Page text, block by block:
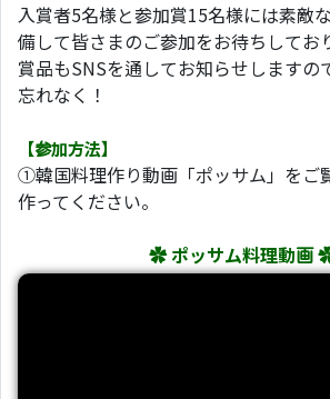
入賞者5名様と参加賞15名様には素敵
備して皆さまのご参加をお待ちしてお
賞品もSNSを通してお知らせしますの
忘れなく！
【参加方法】
①韓国料理作り動画「ポッサム」をご
作ってください。
✿ ポッサム料理動画